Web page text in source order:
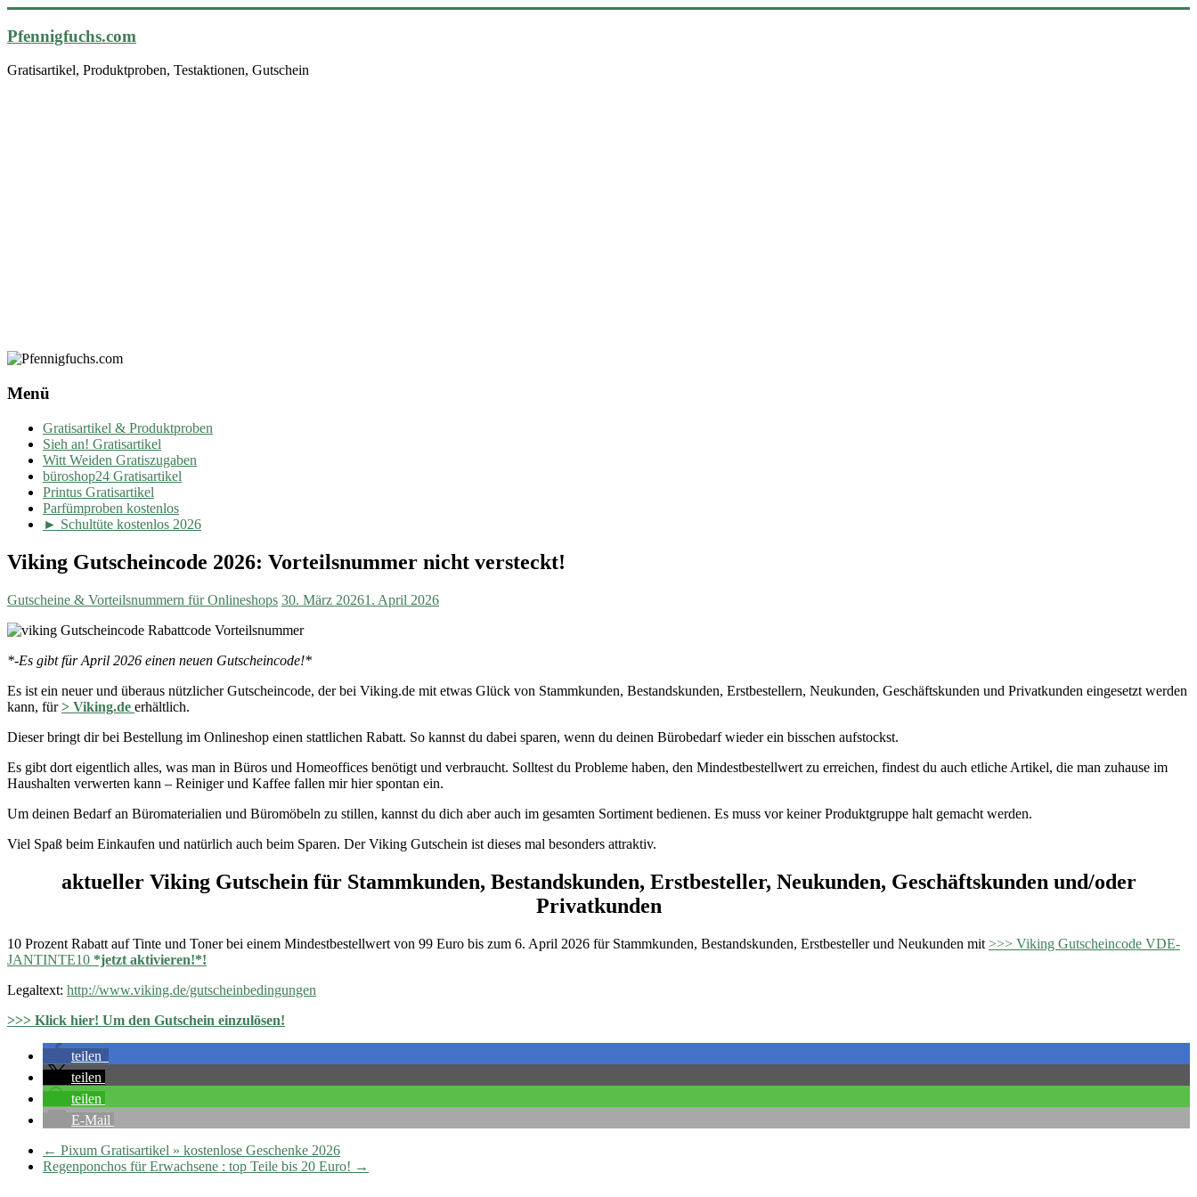
Pfennigfuchs.com
Gratisartikel, Produktproben, Testaktionen, Gutschein
Menü
Gratisartikel & Produktproben
Sieh an! Gratisartikel
Witt Weiden Gratiszugaben
büroshop24 Gratisartikel
Printus Gratisartikel
Parfümproben kostenlos
► Schultüte kostenlos 2026
Viking Gutscheincode 2026: Vorteilsnummer nicht versteckt!
Gutscheine & Vorteilsnummern für Onlineshops 30. März 20261. April 2026
*-Es gibt für April 2026 einen neuen Gutscheincode!*
Es ist ein neuer und überaus nützlicher Gutscheincode, der bei Viking.de mit etwas Glück von Stammkunden, Bestandskunden, Erstbestellern, Neukunden, Geschäftskunden und Privatkunden eingesetzt werden
kann, für> Viking.de erhältlich.
Dieser bringt dir bei Bestellung im Onlineshop einen stattlichen Rabatt. So kannst du dabei sparen, wenn du deinen Bürobedarf wieder ein bisschen aufstockst.
Es gibt dort eigentlich alles, was man in Büros und Homeoffices benötigt und verbraucht. Solltest du Probleme haben, den Mindestbestellwert zu erreichen, findest du auch etliche Artikel, die man zuhause im
Haushalten verwerten kann – Reiniger und Kaffee fallen mir hier spontan ein.
Um deinen Bedarf an Büromaterialien und Büromöbeln zu stillen, kannst du dich aber auch im gesamten Sortiment bedienen. Es muss vor keiner Produktgruppe halt gemacht werden.
Viel Spaß beim Einkaufen und natürlich auch beim Sparen. Der Viking Gutschein ist dieses mal besonders attraktiv.
aktueller Viking Gutschein für Stammkunden, Bestandskunden, Erstbesteller, Neukunden, Geschäftskunden und/oder
Privatkunden
10 Prozent Rabatt auf Tinte und Toner bei einem Mindestbestellwert von 99 Euro bis zum 6. April 2026 für Stammkunden, Bestandskunden, Erstbesteller und Neukunden mit >>> Viking Gutscheincode VDE-
JANTINTE10 *jetzt aktivieren!*!
Legaltext: http://www.viking.de/gutscheinbedingungen
>>> Klick hier! Um den Gutschein einzulösen!
teilen
teilen
teilen
E-Mail
← Pixum Gratisartikel » kostenlose Geschenke 2026
Regenponchos für Erwachsene : top Teile bis 20 Euro! →